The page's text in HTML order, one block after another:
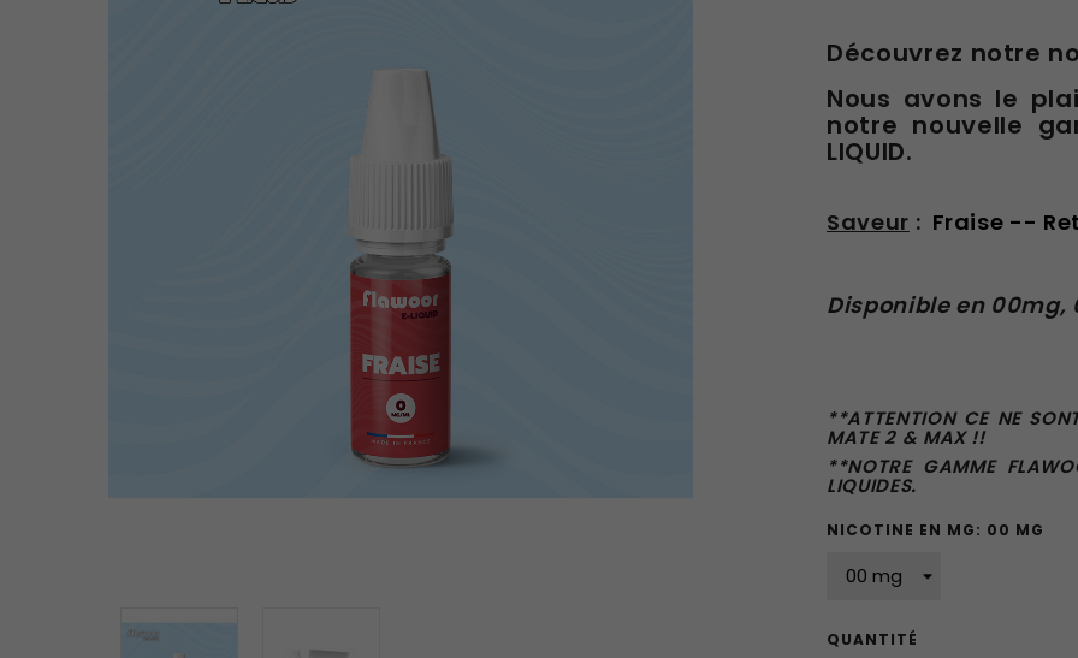
Découvrez notre
Nous avons le
notre nouvelle
LIQUID.
Saveur : Fraise --
Disponible en 00mg,
**ATTENTION CE NE
MATE 2 & MAX !!
**NOTRE GAMME
LIQUIDES.
NICOTINE EN MG: 00 MG
QUANTITÉ